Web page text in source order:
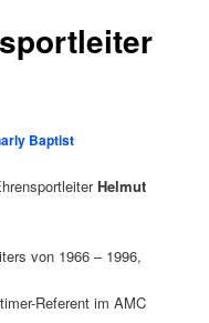
Baptist
Helmut
von 1966 – 1996,
Referent im AMC